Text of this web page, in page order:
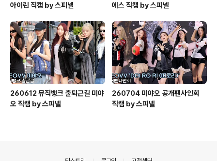
아이린 직캠 by 스피넬
에스 직캠 by 스피넬
260612 뮤직뱅크 출퇴근길 미야
오 직캠 by 스피넬
260704 미야오 공개팬사인회
직캠 by 스피넬